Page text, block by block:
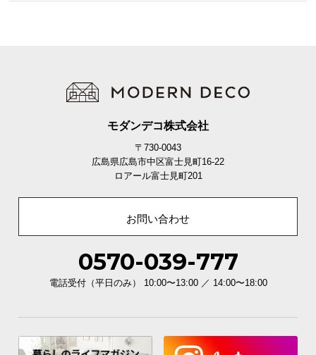
安心と信頼の「一年間保証」
機能の損壊・部品の紛失など予期せぬトラブルに
も無償で対応。 ご購入1年以内に不具合が発生し
た場合、新しくご交換させて頂きます。
モダンデコ株式会社
〒730-0043
広島県広島市中区富士見町16-22
ロアール富士見町201
お問い合わせ
0570-039-777
電話受付（平日のみ） 10:00〜13:00 ／ 14:00〜18:00